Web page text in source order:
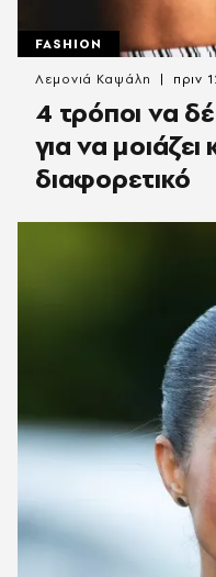
FASHION
4 τρόποι να
για να
διαφορετικό
Λεμονιά Καψάλη πριν